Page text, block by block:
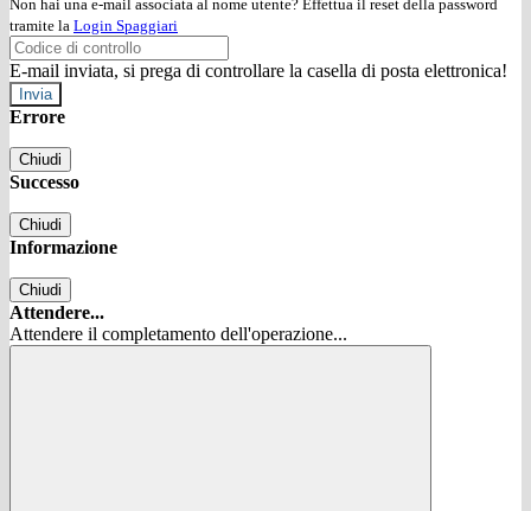
Non hai una e-mail associata al nome utente? Effettua il reset della password
tramite la Login Spaggiari
E-mail inviata, si prega di controllare la casella di posta elettronica!
Errore
Chiudi
Successo
Chiudi
Informazione
Chiudi
Attendere...
Attendere il completamento dell'operazione...